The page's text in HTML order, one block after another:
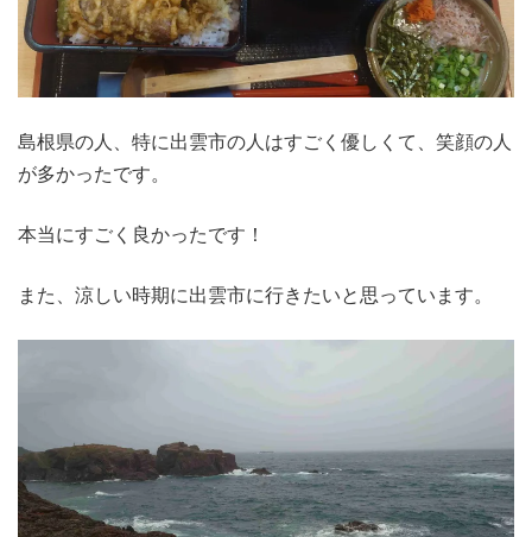
島根県の人、特に出雲市の人はすごく優しくて、笑顔の人
が多かったです。
本当にすごく良かったです！
また、涼しい時期に出雲市に行きたいと思っています。